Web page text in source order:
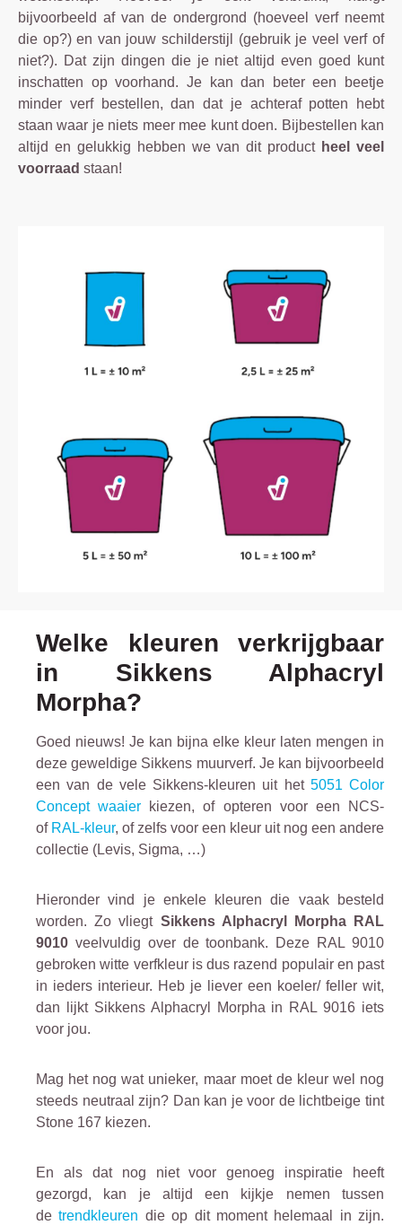
bijvoorbeeld af van de ondergrond (hoeveel verf neemt
die op?) en van jouw schilderstijl (gebruik je veel verf of
niet?). Dat zijn dingen die je niet altijd even goed kunt
inschatten op voorhand. Je kan dan beter een beetje
minder verf bestellen, dan dat je achteraf potten hebt
staan waar je niets meer mee kunt doen. Bijbestellen kan
altijd en gelukkig hebben we van dit product heel veel
voorraad staan!
Welke kleuren verkrijgbaar
in Sikkens Alphacryl
Morpha?
Goed nieuws! Je kan bijna elke kleur laten mengen in
deze geweldige Sikkens muurverf. Je kan bijvoorbeeld
een van de vele Sikkens-kleuren uit het 5051 Color
Concept waaier kiezen, of opteren voor een NCS-
of RAL-kleur, of zelfs voor een kleur uit nog een andere
collectie (Levis, Sigma, …)
Hieronder vind je enkele kleuren die vaak besteld
worden. Zo vliegtSikkens Alphacryl Morpha RAL
9010 veelvuldig over de toonbank. Deze RAL 9010
gebroken witte verfkleur is dus razend populair en past
in ieders interieur. Heb je liever een koeler/ feller wit,
dan lijkt Sikkens Alphacryl Morpha in RAL 9016 iets
voor jou.
Mag het nog wat unieker, maar moet de kleur wel nog
steeds neutraal zijn? Dan kan je voor de lichtbeige tint
Stone 167 kiezen.
En als dat nog niet voor genoeg inspiratie heeft
gezorgd, kan je altijd een kijkje nemen tussen
detrendkleuren die op dit moment helemaal in zijn.